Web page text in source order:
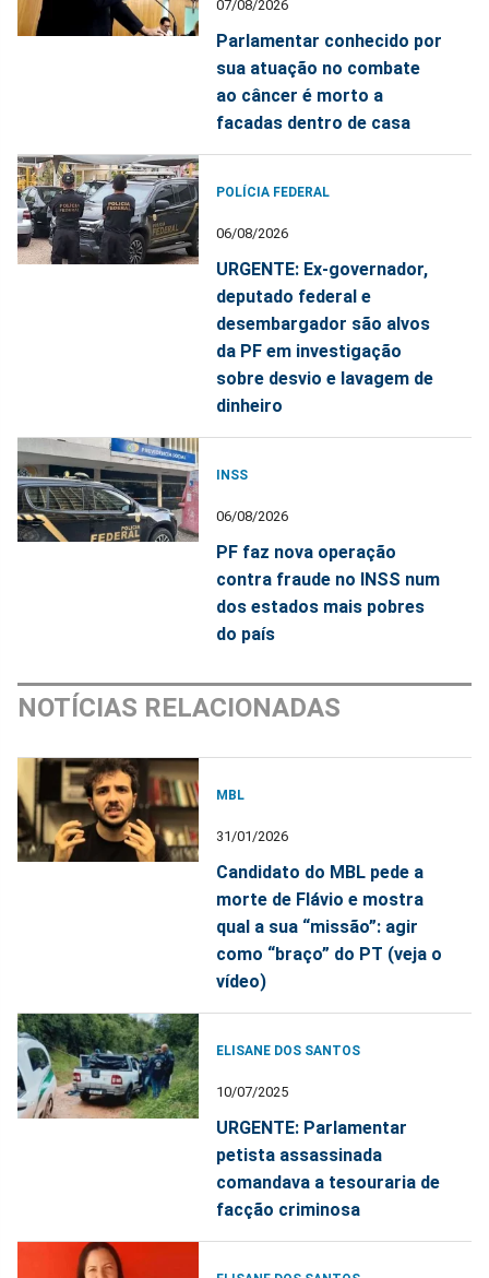
07/08/2026
Parlamentar conhecido por
sua atuação no combate
ao câncer é morto a
facadas dentro de casa
POLÍCIA FEDERAL
06/08/2026
URGENTE: Ex-governador,
deputado federal e
desembargador são alvos
da PF em investigação
sobre desvio e lavagem de
dinheiro
INSS
06/08/2026
PF faz nova operação
contra fraude no INSS num
dos estados mais pobres
do país
NOTÍCIAS RELACIONADAS
MBL
31/01/2026
Candidato do MBL pede a
morte de Flávio e mostra
qual a sua “missão”: agir
como “braço” do PT (veja o
vídeo)
ELISANE DOS SANTOS
10/07/2025
URGENTE: Parlamentar
petista assassinada
comandava a tesouraria de
facção criminosa